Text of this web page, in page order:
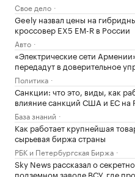
Свое дело
Geely назвал цены на
кроссовер EX5 EM-R в России
Авто
«Электрические сети
передадут в доверительное
Политика
Санкции: что это, виды, как
влияние санкций США и ЕС на
База знаний
Как работает крупнейшая
сырьевая биржа страны
РБК и Петербургская Биржа
Sky News рассказал о
подземном заводе ВСУ, где